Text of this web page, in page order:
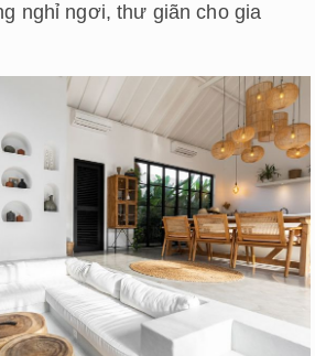
nghỉ ngơi, thư giãn cho gia